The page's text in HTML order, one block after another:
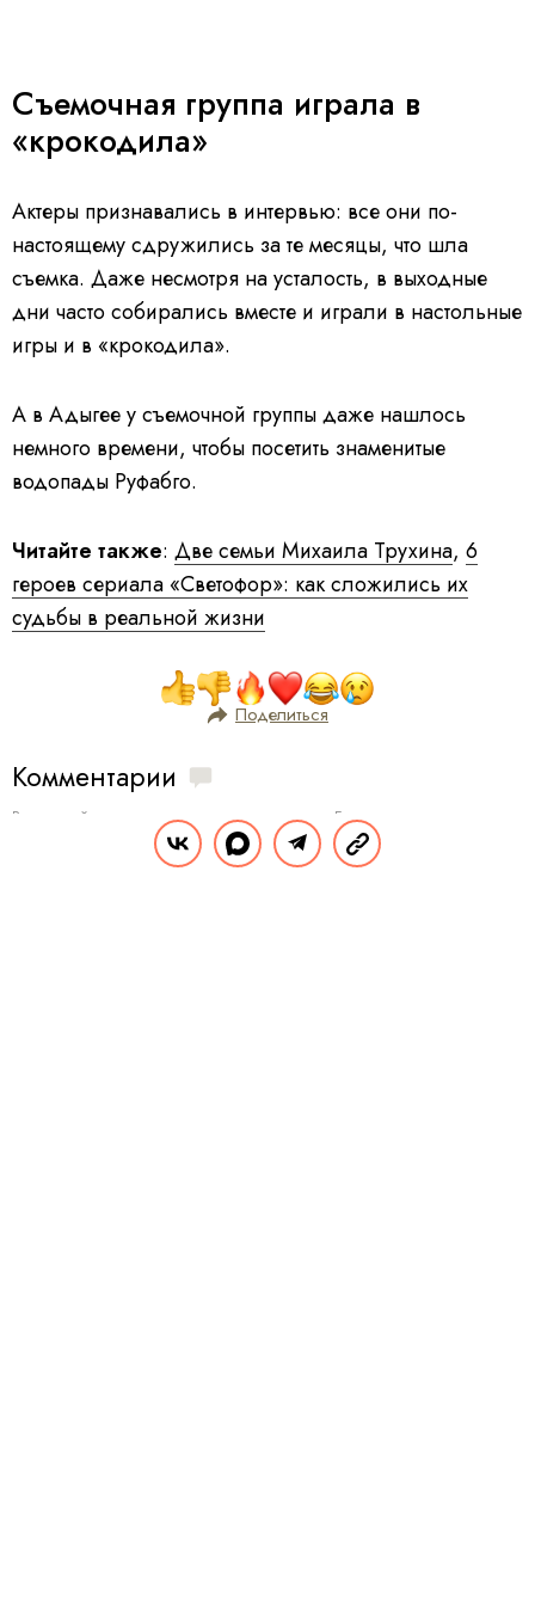
Съемочная группа играла в
«крокодила»
Актеры признавались в интервью: все они по-
настоящему сдружились за те месяцы, что шла
съемка. Даже несмотря на усталость, в выходные
дни часто собирались вместе и играли в настольные
игры и в «крокодила».
А в Адыгее у съемочной группы даже нашлось
немного времени, чтобы посетить знаменитые
водопады Руфабго.
Читайте также: Две семьи Михаила Трухина, 6
героев сериала «Светофор»: как сложились их
судьбы в реальной жизни
Поделиться
Комментарии
Вы уже сейчас можете ответить автору анонимно. Если хотите комментировать
под своим именем и следить за дискуссией — войдитеили